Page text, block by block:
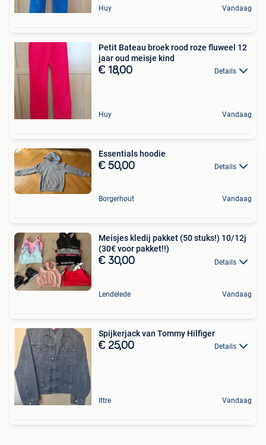
Huy Vandaag
Petit Bateau broek rood roze fluweel 12
jaar oud meisje kind
€ 18,00 Details
Huy Vandaag
Essentials hoodie
€ 50,00 Details
Borgerhout Vandaag
Meisjes kledij pakket (50 stuks!) 10/12j
(30€ voor pakket!!)
€ 30,00 Details
Lendelede Vandaag
Spijkerjack van Tommy Hilfiger
€ 25,00 Details
Ittre Vandaag